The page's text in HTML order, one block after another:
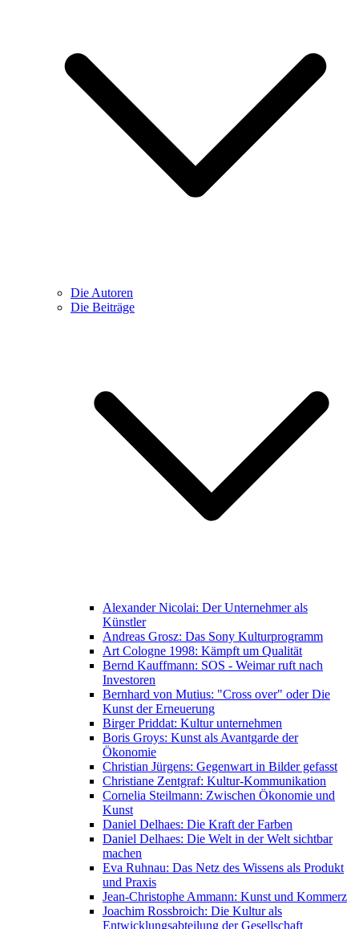
Die Autoren
Die Beiträge
Alexander Nicolai: Der Unternehmer als
Künstler
Andreas Grosz: Das Sony Kulturprogramm
Art Cologne 1998: Kämpft um Qualität
Bernd Kauffmann: SOS - Weimar ruft nach
Investoren
Bernhard von Mutius: "Cross over" oder Die
Kunst der Erneuerung
Birger Priddat: Kultur unternehmen
Boris Groys: Kunst als Avantgarde der
Ökonomie
Christian Jürgens: Gegenwart in Bilder gefasst
Christiane Zentgraf: Kultur-Kommunikation
Cornelia Steilmann: Zwischen Ökonomie und
Kunst
Daniel Delhaes: Die Kraft der Farben
Daniel Delhaes: Die Welt in der Welt sichtbar
machen
Eva Ruhnau: Das Netz des Wissens als Produkt
und Praxis
Jean-Christophe Ammann: Kunst und Kommerz
Joachim Rossbroich: Die Kultur als
Entwicklungsabteilung der Gesellschaft